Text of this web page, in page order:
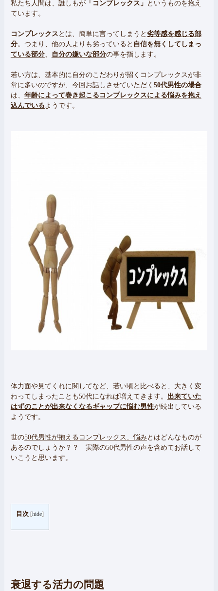
私たち人間は、誰しもが「コンプレックス」 というものを抱え
ています。
コンプレックス とは、簡単に言ってしまうと 劣等感を感じる部
分。つまり、他の人よりも劣っていると 自信を無くしてしまっ
ている部分、 自分の嫌いな部分の事を指します。
若い方は、基本的に自分のこだわりが招くコンプレックスが非
常に多いのですが、今回お話しさせていただく 50代男性の場合
は、 年齢によって巻き起こるコンプレックスによる悩みを抱え
込んでいる ようです。
体力面や見てくれに関してなど、若い頃と比べると、大きく変
わってしまったことも50代になれば増えてきます。 出来ていた
はずのことが出来なくなるギャップに悩む男性が続出している
ようです。
世の50代男性が抱えるコンプレックス、悩み とはどんなものが
あるのでしょうか？？ 実際の50代男性の声を含めてお話して
いこうと思います。
目次 [hide]
衰退する活力の問題